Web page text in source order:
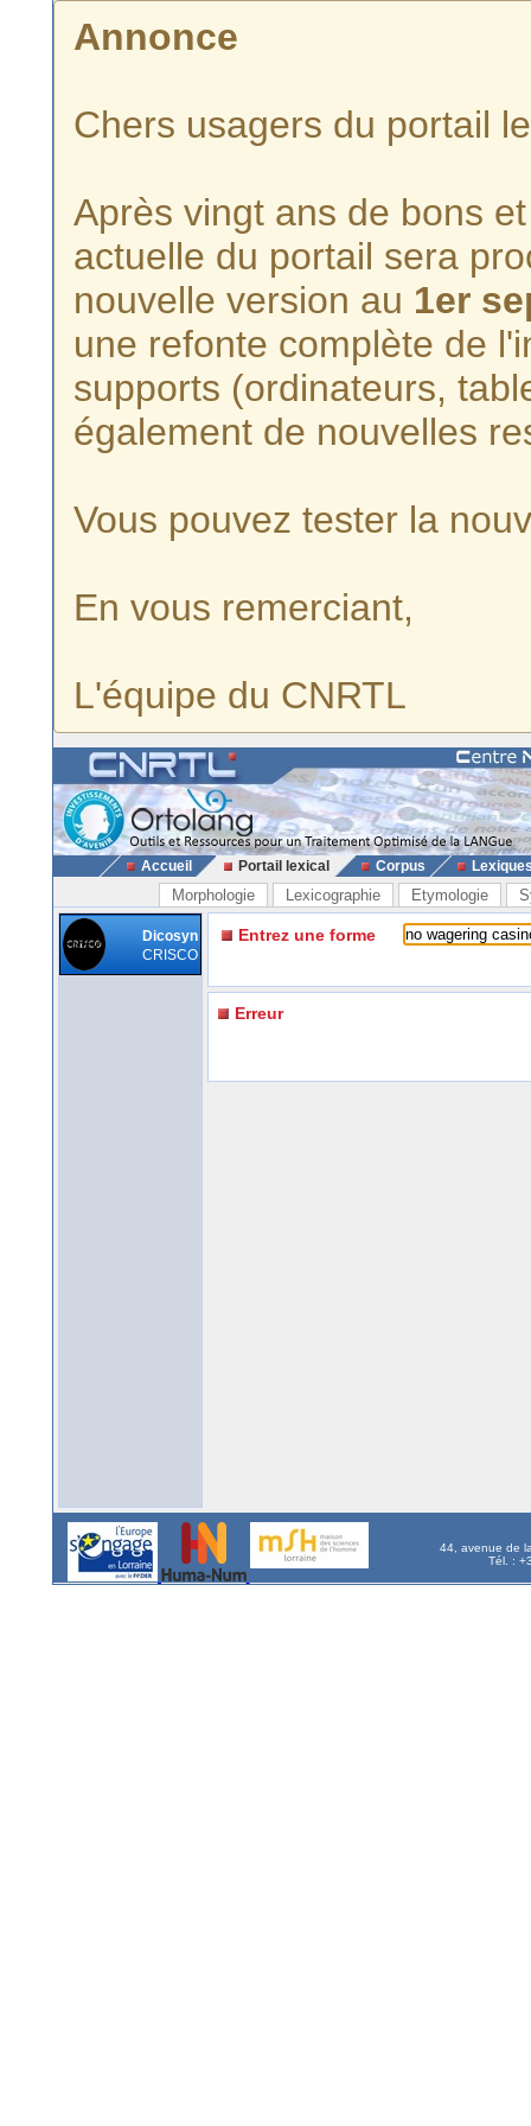
Annonce
Chers usagers du portail
Après vingt ans de bons
actuelle du portail sera
nouvelle version au 1er
une refonte complète de
supports (ordinateurs,
également de nouvelles
Vous pouvez tester la
En vous remerciant,
L'équipe du CNRTL
Accueil Portail lexical Corpus
Morphologie Lexicographie Etymologie
Dicosyn
CRISCO
Entrez une forme
Erreur
44, avenue de
Tél. :